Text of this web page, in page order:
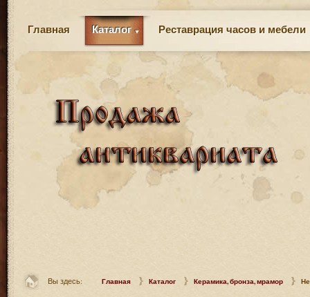
Главная Каталог Реставрация часов и мебели
Вы здесь: Главная Каталог Керамика, бронза, мрамор